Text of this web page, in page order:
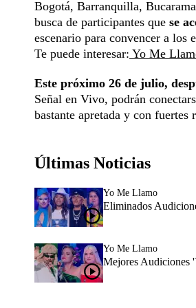
Bogotá, Barranquilla,
busca de participantes que se
escenario para convencer a los
Te puede interesar: Yo Me
Este próximo 26 de julio,
Señal en Vivo, podrán
bastante apretada y con fuertes
Últimas Noticias
Yo Me Llamo
Eliminados
Yo Me Llamo
Mejores Audiciones